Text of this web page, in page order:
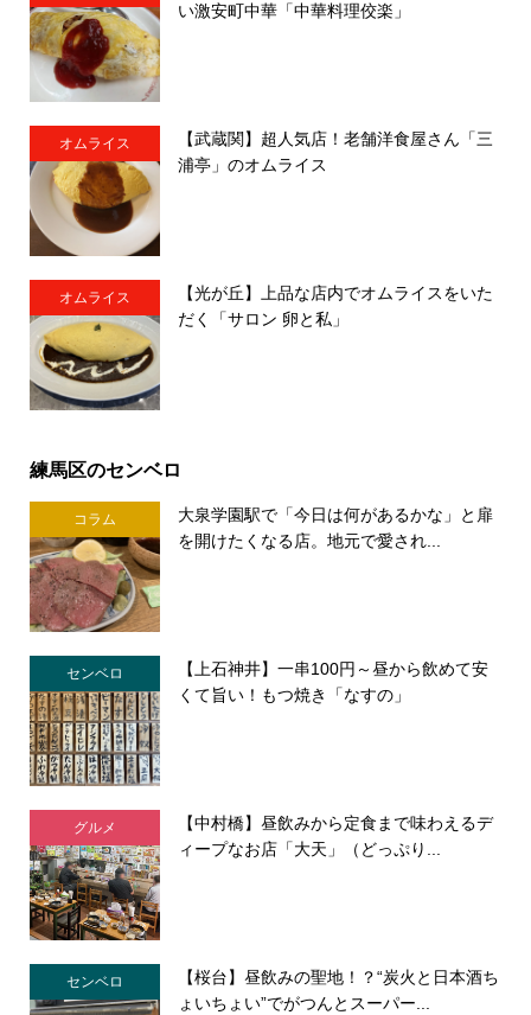
い激安町中華「中華料理佼楽」
オムライス
【武蔵関】超人気店！老舗洋食屋さん「三
浦亭」のオムライス
オムライス
【光が丘】上品な店内でオムライスをいた
だく「サロン 卵と私」
練馬区のセンベロ
コラム
大泉学園駅で「今日は何があるかな」と扉
を開けたくなる店。地元で愛され...
センベロ
【上石神井】一串100円～昼から飲めて安
くて旨い！もつ焼き「なすの」
グルメ
【中村橋】昼飲みから定食まで味わえるデ
ィープなお店「大天」（どっぷり...
センベロ
【桜台】昼飲みの聖地！？“炭火と日本酒ち
ょいちょい”でがつんとスーパー...